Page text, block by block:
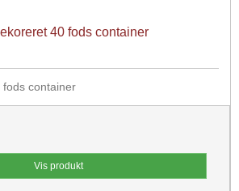
40 fods container
container
Vis produkt